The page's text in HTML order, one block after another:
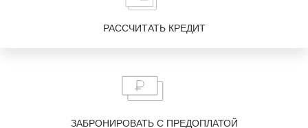
РАССЧИТАТЬ КРЕДИТ
ЗАБРОНИРОВАТЬ С ПРЕДОПЛАТОЙ